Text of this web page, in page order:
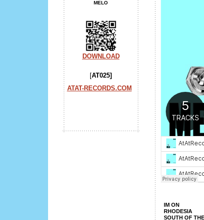
MELO
DOWNLOAD
[AT025]
ATAT-RECORDS.COM
IM ON
RHODESIA
SOUTH OF